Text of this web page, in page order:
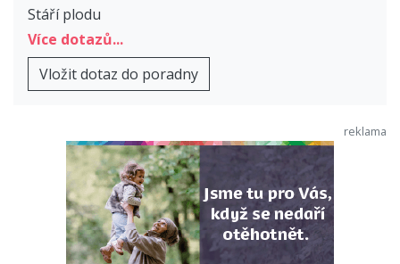
Stáří plodu
Více dotazů...
Vložit dotaz do poradny